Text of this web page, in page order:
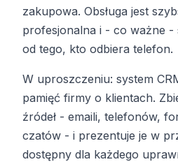
zakupowa. Obsługa jest
profesjonalna i - co ważne -
od tego, kto odbiera telefon.
W uproszczeniu: system
pamięć firmy o klientach.
źródeł - emaili, telefonów,
czatów - i prezentuje je w
dostępny dla każdego